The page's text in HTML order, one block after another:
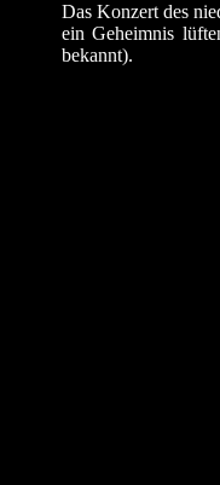
Das Konzert des
ein Geheimnis
bekannt).